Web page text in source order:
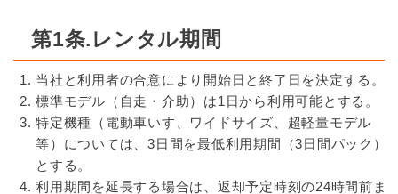
第1条.レンタル期間
当社と利用者の合意により開始日と終了日を決定する。
標準モデル（自走・介助）は1日から利用可能とする。
特定機種（電動車いす、ワイドサイズ、超軽量モデル
等）については、3日間を最低利用期間（3日間パック）
とする。
利用期間を延長する場合は、返却予定時刻の24時間前ま